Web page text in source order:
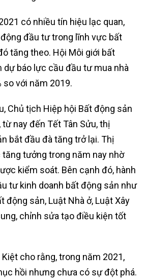
có nhiều tín hiệu lạc quan,
đầu tư trong lĩnh vực bất
tăng theo. Hội Môi giới bất
dự báo lực cầu đầu tư mua nhà
so với năm 2019.
Chủ tịch Hiệp hội Bất động sản
từ nay đến Tết Tân Sửu, thị
bắt đầu đà tăng trở lại. Thị
tưởng trong năm nay nhờ
kiểm soát. Bên cạnh đó, hành
tư kinh doanh bất động sản như
động sản, Luật Nhà ở, Luật Xây
chỉnh sửa tạo điều kiện tốt
cho rằng, trong năm 2021,
hồi nhưng chưa có sự đột phá.